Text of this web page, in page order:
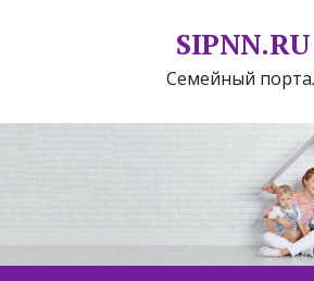
SIPNN.RU
Семейный